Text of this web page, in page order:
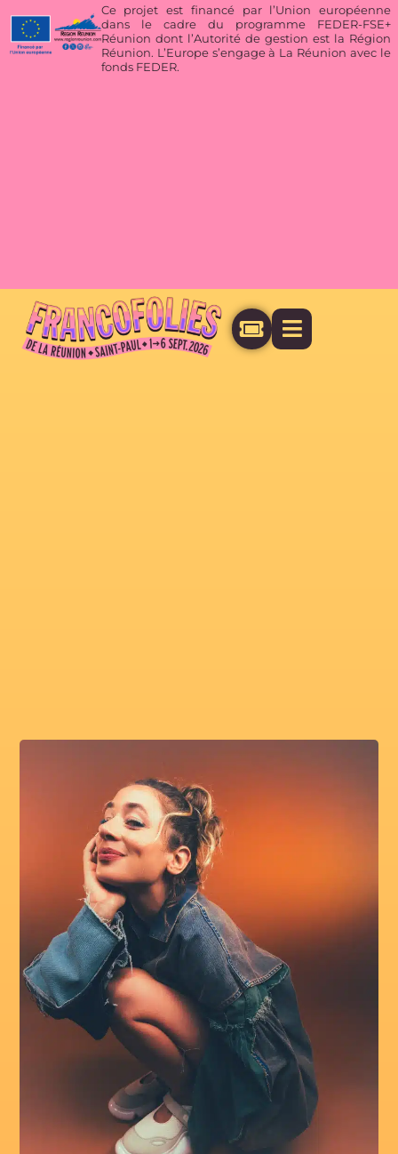
Ce projet est financé par l’Union européenne
dans le cadre du programme FEDER-FSE+
Réunion dont l’Autorité de gestion est la Région
Réunion. L’Europe s’engage à La Réunion avec le
fonds FEDER.